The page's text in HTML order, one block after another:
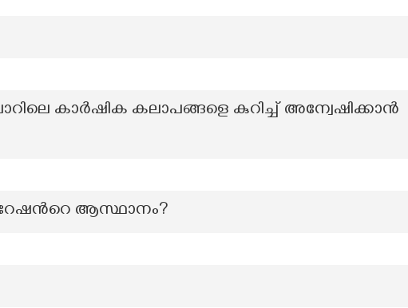
കാർഷിക കലാപങ്ങളെ കുറിച്ച് അന്വേഷിക്കാൻ
ആസ്ഥാനം?